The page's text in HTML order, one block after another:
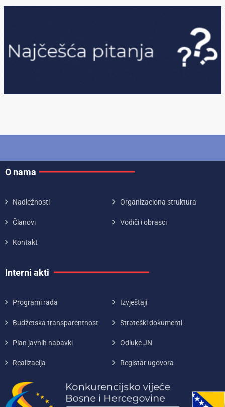
O nama
Nadležnosti Organizaciona struktura
Članovi Vodiči i obrasci
Kontakt
Interni akti
Programi rada Izvještaji
Budžetska transparentnost Strateški dokumenti
Plan javnih nabavki Odluke JN
Realizacija Registar ugovora